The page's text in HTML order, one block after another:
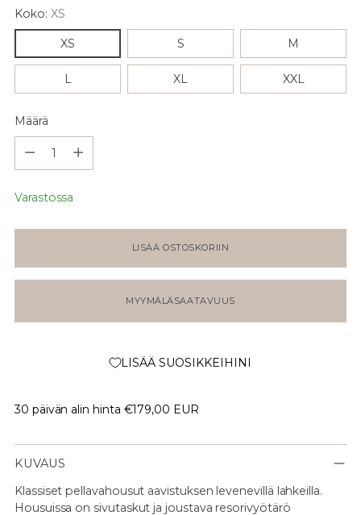
Koko: XS
XS S M
L XL XXL
Määrä
Varastossa
LISÄÄ OSTOSKORIIN
MYYMÄLÄSAATAVUUS
LISÄÄ SUOSIKKEIHINI
30 päivän alin hinta €179,00 EUR
KUVAUS
Klassiset pellavahousut aavistuksen levenevillä lahkeilla.
Housuissa on sivutaskut ja joustava resorivyötärö